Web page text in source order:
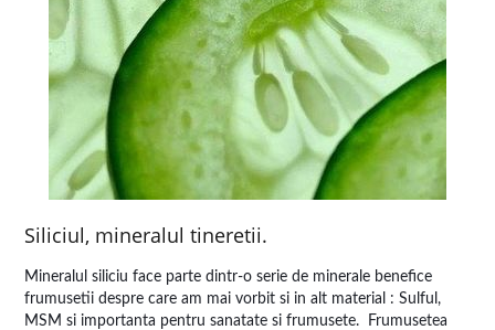
Siliciul, mineralul tineretii.
Mineralul siliciu face parte dintr-o serie de minerale benefice
frumusetii despre care am mai vorbit si in alt material : Sulful,
MSM si importanta pentru sanatate si frumusete. Frumusetea